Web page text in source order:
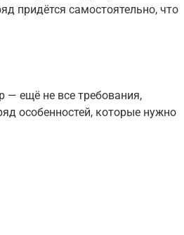
придётся самостоятельно, что
— ещё не все требования,
особенностей, которые нужно